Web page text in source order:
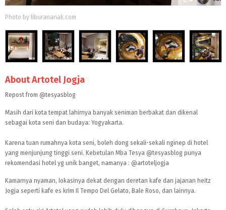
Photo by liburananak.com
About Artotel Jogja
Repost from @tesyasblog
Masih dari kota tempat lahirnya banyak seniman berbakat dan dikenal
sebagai kota seni dan budaya: Yogyakarta.
Karena tuan rumahnya kota seni, boleh dong sekali-sekali nginep di hotel
yang menjunjung tinggi seni. Kebetulan Mba Tesya @tesyasblog punya
rekomendasi hotel yg unik banget, namanya : @artoteljogja
Kamarnya nyaman, lokasinya dekat dengan deretan kafe dan jajanan heitz
Jogja seperti kafe es krim Il Tempo Del Gelato, Bale Roso, dan lainnya.